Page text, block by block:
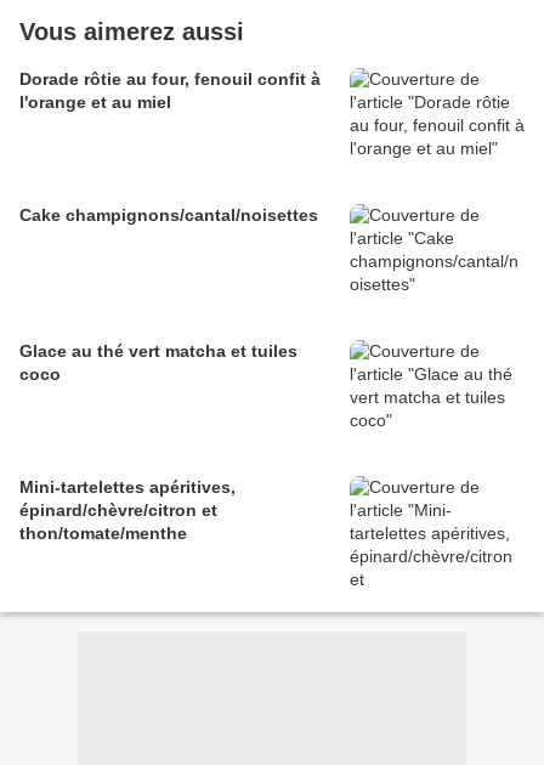
Vous aimerez aussi
Dorade rôtie au four, fenouil confit à
l'orange et au miel
Cake champignons/cantal/noisettes
Glace au thé vert matcha et tuiles
coco
Mini-tartelettes apéritives,
épinard/chèvre/citron et
thon/tomate/menthe